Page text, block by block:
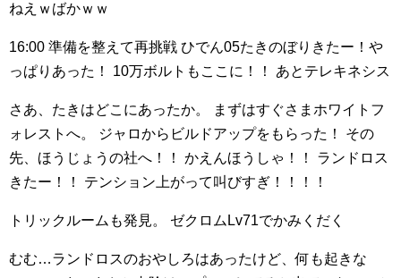
ねえｗばかｗｗ
16:00 準備を整えて再挑戦 ひでん05たきのぼりきたー！や
っぱりあった！
10万ボルトもここに！！ あとテレキネシス
さあ、たきはどこにあったか。
まずはすぐさまホワイトフ
ォレストへ。
ジャロからビルドアップをもらった！
その
先、ほうじょうの社へ！！
かえんほうしゃ！！
ランドロス
きたー！！
テンション上がって叫びすぎ！！！！
トリックルームも発見。 ゼクロムLv71でかみくだく
むむ…ランドロスのおやしろはあったけど、何も起きな